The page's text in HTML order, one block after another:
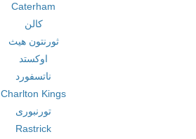
Caterham
کالن
ثورنتون هیث
اوکستد
ناتسفورد
Charlton Kings
تورنبوری
Rastrick